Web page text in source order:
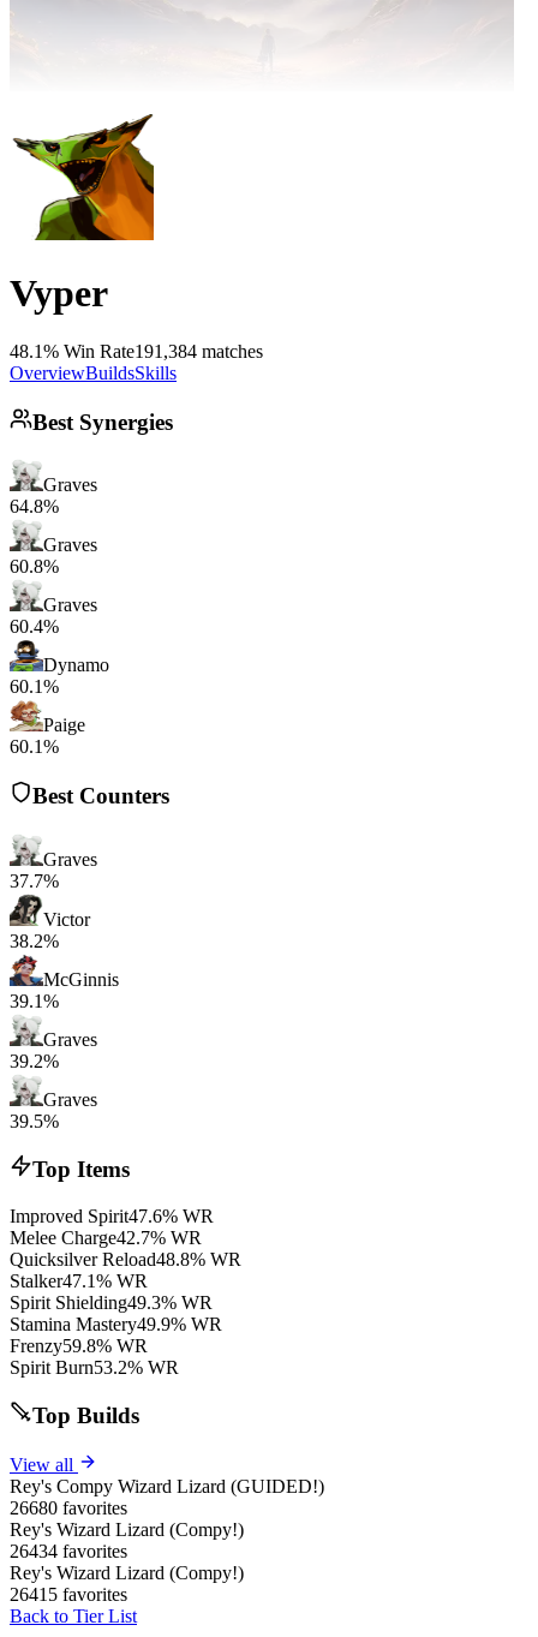
Vyper
48.1% Win Rate191,384 matches
OverviewBuildsSkills
Best Synergies
Graves
64.8%
Graves
60.8%
Graves
60.4%
Dynamo
60.1%
Paige
60.1%
Best Counters
Graves
37.7%
Victor
38.2%
McGinnis
39.1%
Graves
39.2%
Graves
39.5%
Top Items
Improved Spirit47.6% WR
Melee Charge42.7% WR
Quicksilver Reload48.8% WR
Stalker47.1% WR
Spirit Shielding49.3% WR
Stamina Mastery49.9% WR
Frenzy59.8% WR
Spirit Burn53.2% WR
Top Builds
View all
Rey's Compy Wizard Lizard (GUIDED!)
26680 favorites
Rey's Wizard Lizard (Compy!)
26434 favorites
Rey's Wizard Lizard (Compy!)
26415 favorites
Back to Tier List